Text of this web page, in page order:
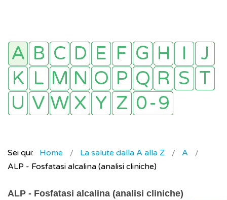
Sei qui: Home La salute dalla A alla Z
A
ALP - Fosfatasi alcalina (analisi cliniche)
ALP - Fosfatasi alcalina (analisi cliniche)